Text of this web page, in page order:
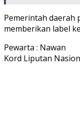
Pemerintah daerah
memberikan label
Pewarta : Nawan
Kord Liputan